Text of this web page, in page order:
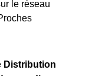
le réseau
Distribution